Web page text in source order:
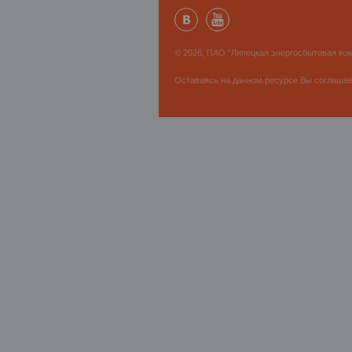
© 2026, ПАО "Липецкая энергосбытовая
Оставаясь на данном ресурсе Вы